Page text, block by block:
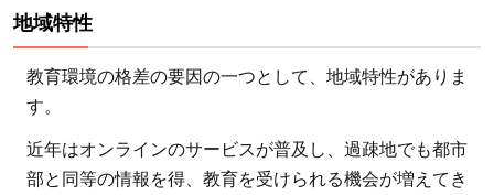
ち
の
教
育
題
地域特性
教育環境の格差の要因の一つとして、地域特性がありま
す。
近年はオンラインのサービスが普及し、過疎地でも都市
部と同等の情報を得、教育を受けられる機会が増えてき